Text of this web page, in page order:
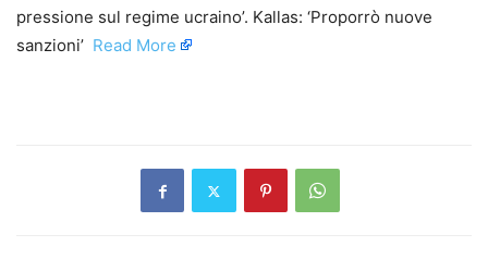
pressione sul regime ucraino’. Kallas: ‘Proporrò nuove
sanzioni’ ​ Read More